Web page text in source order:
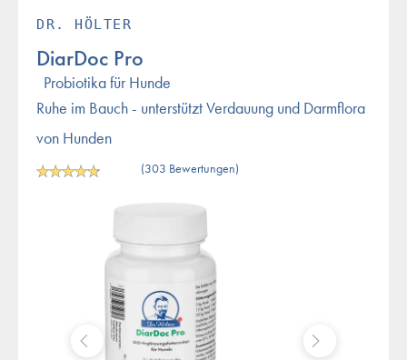
DR. HÖLTER
DiarDoc Pro
Probiotika für Hunde
Ruhe im Bauch - unterstützt Verdauung und Darmflora
von Hunden
(303 Bewertungen)